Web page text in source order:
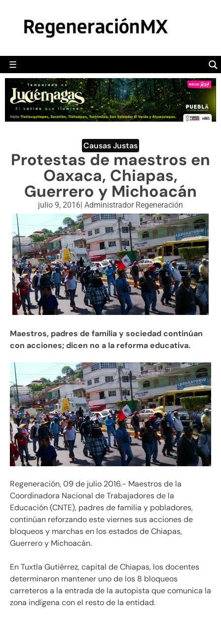
☰
POLÍTICA
CAMALEÓN
OPINIÓN
DEPORTES
ENGLISH SECTION
VIDEOS
Causas Justas
Protestas de maestros en
Oaxaca, Chiapas,
Guerrero y Michoacán
julio 9, 2016| Administrador Regeneración
Maestros, padres de familia y sociedad continúan
con acciones; dicen no a la reforma educativa.
Regeneración, 09 de julio 2016.- Maestros de la
Coordinadora Nacional de Trabajadores de la
Educación (CNTE), padres de familia y pobladores,
continúan reforzando este viernes sus acciones de
bloqueos y marchas en los estados de Chiapas,
Guerrero y Michoacán.
En Tuxtla Gutiérrez, capital de Chiapas, los docentes
determinaron mantener uno de los 8 bloqueos
carreteros a la entrada de la autopista que comunica la
zona indígena con el resto de la entidad.